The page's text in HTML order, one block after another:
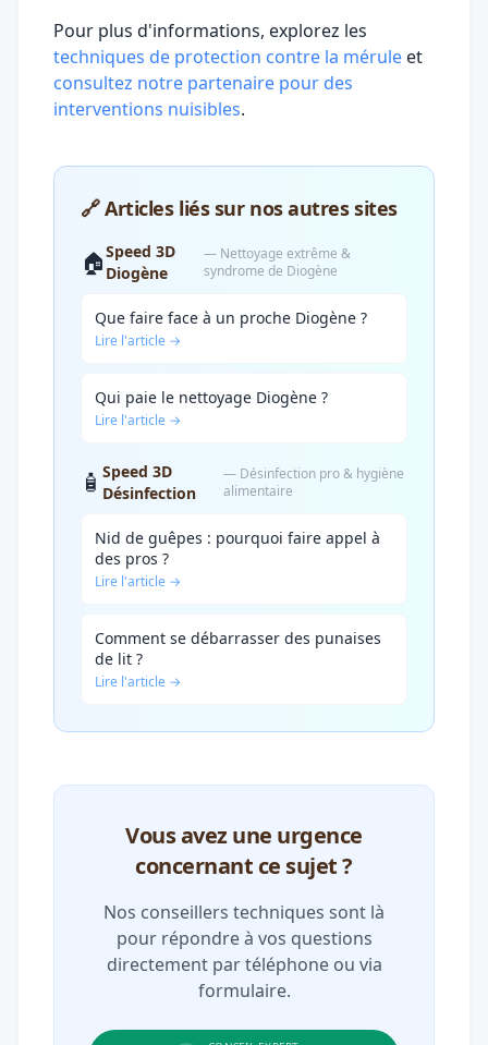
Pour plus d'informations, explorez les
techniques de protection contre la mérule et
consultez notre partenaire pour des
interventions nuisibles.
🔗 Articles liés sur nos autres sites
🏠Speed 3D
Diogène
— Nettoyage extrême &
syndrome de Diogène
Que faire face à un proche Diogène ?
Lire l'article →
Qui paie le nettoyage Diogène ?
Lire l'article →
🧴 Speed 3D
Désinfection
— Désinfection pro & hygiène
alimentaire
Nid de guêpes : pourquoi faire appel à
des pros ?
Lire l'article →
Comment se débarrasser des punaises
de lit ?
Lire l'article →
Vous avez une urgence
concernant ce sujet ?
Nos conseillers techniques sont là
pour répondre à vos questions
directement par téléphone ou via
formulaire.